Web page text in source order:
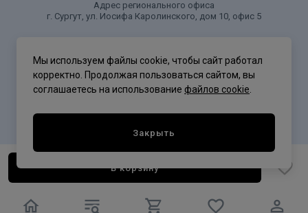
В корзину
Адрес регионального офиса
г. Сургут, ул. Иосифа Каролинского, дом 10, офис 5
Мы используем файлы cookie, чтобы сайт работал
корректно. Продолжая пользоваться сайтом, вы
соглашаетесь на использование файлов cookie
Закрыть